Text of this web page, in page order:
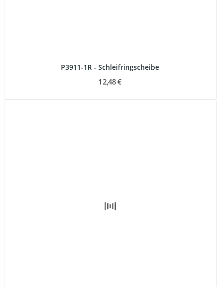
P3911-1R - Schleifringscheibe
12,48 €